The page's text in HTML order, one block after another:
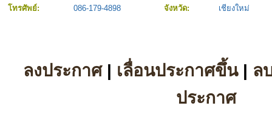
โทรศัพย์:
086-179-4898 จังหวัด: เชียงใหม่
ลงประกาศ| เลื่อนประกาศขึ้น| ล
ประกาศ